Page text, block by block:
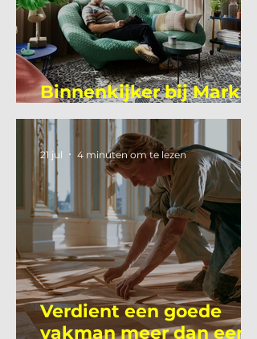
Binnenkijker bij Mark
Mutsaers
Verdient een goede
vakman meer dan een
21 jul 4 minuten om te lezen